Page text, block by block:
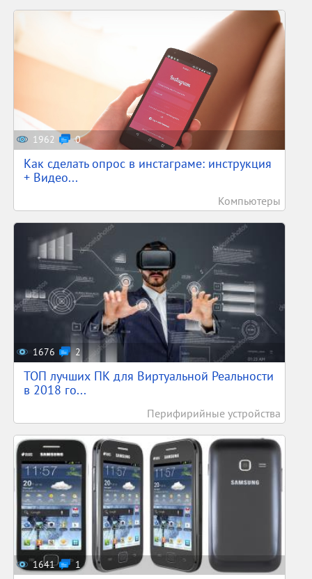
1962 0
Как сделать опрос в инстаграме: инструкция
+ Видео...
Компьютеры
1676 2
ТОП лучших ПК для Виртуальной Реальности
в 2018 го...
Перифирийные устройства
1641 1